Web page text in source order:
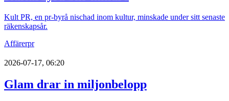
Kult PR, en pr-byrå nischad inom kultur, minskade under sitt senaste
räkenskapsår.
Affärerpr
2026-07-17, 06:20
Glam drar in miljonbelopp